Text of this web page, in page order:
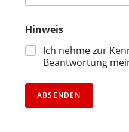
e
s
a
Hinweis
Ich nehme zur
Beantwortung
ABSENDEN